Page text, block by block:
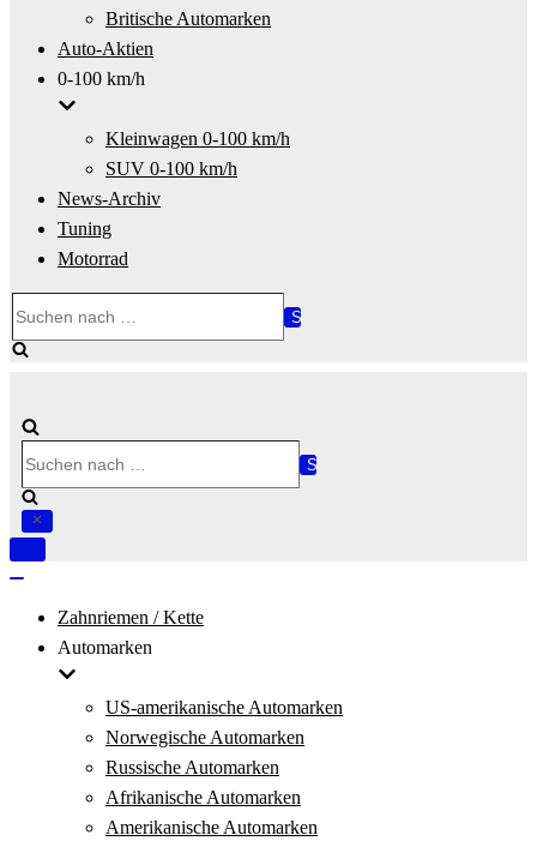
Britische Automarken
Auto-Aktien
0-100 km/h
Kleinwagen 0-100 km/h
SUV 0-100 km/h
News-Archiv
Tuning
Motorrad
nach …
nach …
Navigation
Zahnriemen / Kette
Automarken
US-amerikanische Automarken
Norwegische Automarken
Russische Automarken
Afrikanische Automarken
Amerikanische Automarken